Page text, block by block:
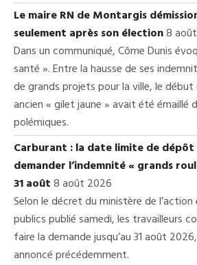
Le maire RN de Montargis
seulement après son élection8
Dans un communiqué, Côme Dunis
santé ». Entre la hausse de ses
de grands projets pour la ville, le
ancien « gilet jaune » avait été émaillé
polémiques.
Carburant : la date limite de dépôt
demander l’indemnité « grands
31 août8 août 2026
Selon le décret du ministère de
publics publié samedi, les travailleurs
faire la demande jusqu’au 31 août
annoncé précédemment.